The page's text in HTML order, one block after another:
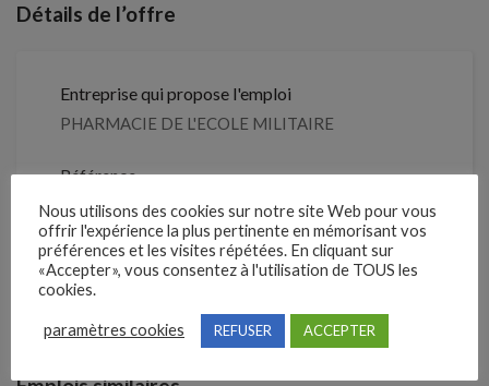
Détails de l’offre
Entreprise qui propose l'emploi
PHARMACIE DE L'ECOLE MILITAIRE
Référence
209PVBF
Clôture des candidatures : 14 septembre 2026
Je postule
Nous utilisons des cookies sur notre site Web pour vous
offrir l'expérience la plus pertinente en mémorisant vos
préférences et les visites répétées. En cliquant sur
«Accepter», vous consentez à l'utilisation de TOUS les
cookies.
paramètres cookies REFUSER ACCEPTER